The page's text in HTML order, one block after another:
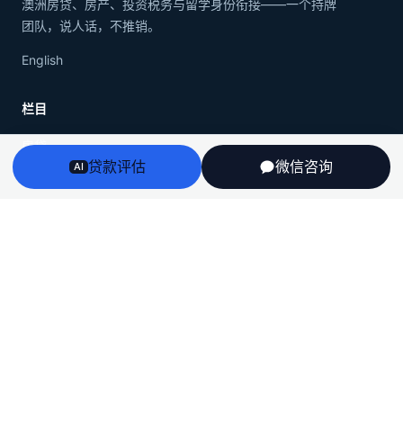
澳洲房贷、房产、投资税务与留学身份衔接——一个持牌
团队，说人话，不推销。
English
栏目
房贷
AI 贷款评估 微信咨询